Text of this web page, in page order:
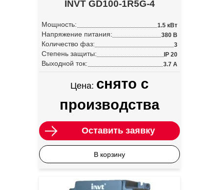
INVT GD100-1R5G-4
Мощность: 1.5 кВт
Напряжение питания: 380 В
Количество фаз: 3
Степень защиты: IP 20
Выходной ток: 3.7 А
Цена: снято с
производства
Оставить заявку
В корзину